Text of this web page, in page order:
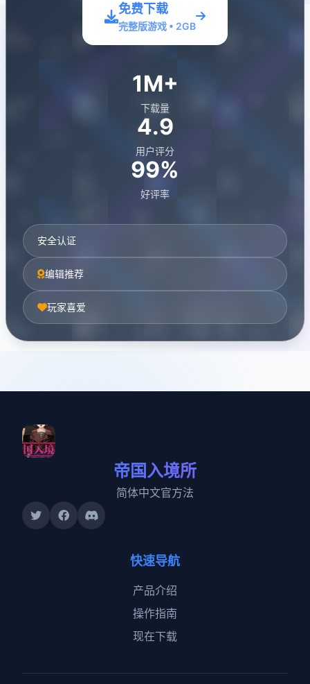
免费下载
完整版游戏 • 2GB
1M+
下载量
4.9
用户评分
99%
好评率
安全认证
编辑推荐
玩家喜爱
帝国入境所
简体中文官方法
快速导航
产品介绍
操作指南
现在下载